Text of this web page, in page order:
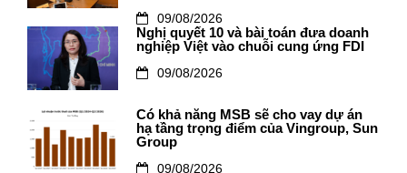
09/08/2026
Nghị quyết 10 và bài toán đưa doanh
nghiệp Việt vào chuỗi cung ứng FDI
09/08/2026
Có khả năng MSB sẽ cho vay dự án
hạ tầng trọng điểm của Vingroup, Sun
Group
09/08/2026